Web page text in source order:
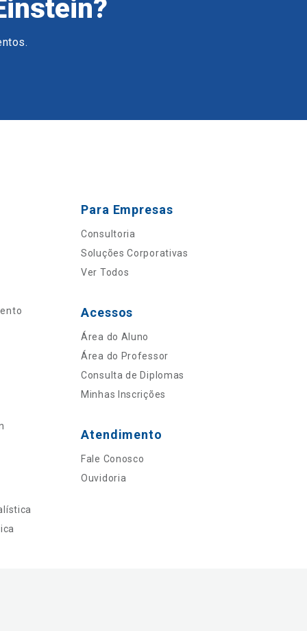
Para Empresas
Consultoria
Soluções Corporativas
Ver Todos
Acessos
Área do Aluno
Área do Professor
Consulta de Diplomas
Minhas Inscrições
Atendimento
Fale Conosco
Ouvidoria